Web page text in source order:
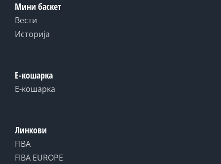
Мини баскет
Вести
Историја
Е-кошарка
Е-кошарка
Линкови
FIBA
FIBA EUROPE